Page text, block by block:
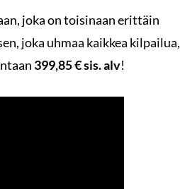
joka on toisinaan erittäin
joka uhmaa kaikkea kilpailua,
399,85 € sis. alv!